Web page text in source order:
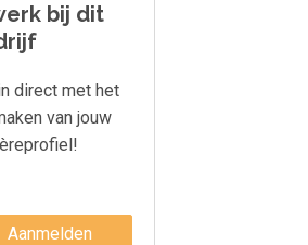
bij dit
direct met het
van jouw
Aanmelden